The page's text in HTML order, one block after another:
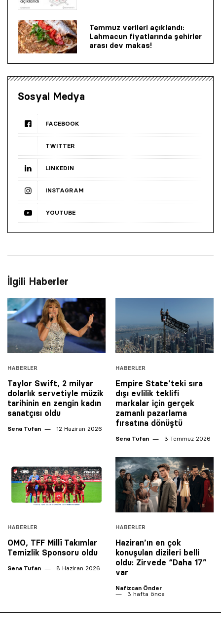
Temmuz verileri açıklandı:
Lahmacun fiyatlarında şehirler
arası dev makas!
Sosyal Medya
FACEBOOK
TWITTER
LINKEDIN
INSTAGRAM
YOUTUBE
İlgili Haberler
HABERLER
Taylor Swift, 2 milyar
dolarlık servetiyle müzik
tarihinin en zengin kadın
sanatçısı oldu
Sena Tufan 12 Haziran 2026
HABERLER
Empire State’teki sıra
dışı evlilik teklifi
markalar için gerçek
zamanlı pazarlama
fırsatına dönüştü
Sena Tufan 3 Temmuz 2026
HABERLER
OMO, TFF Millî Takımlar
Temizlik Sponsoru oldu
Sena Tufan 8 Haziran 2026
HABERLER
Haziran’ın en çok
konuşulan dizileri belli
oldu: Zirvede “Daha 17”
var
Nafizcan Önder
3 hafta önce